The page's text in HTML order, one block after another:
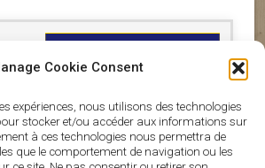
Cookie Consent
expériences, nous utilisons des technologies
stocker et/ou accéder aux informations sur
à ces technologies nous permettra de
que le comportement de navigation ou les